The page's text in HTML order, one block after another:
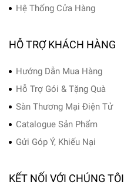
Hệ Thống Cửa Hàng
HỖ TRỢ KHÁCH HÀNG
Hướng Dẫn Mua Hàng
Hỗ Trợ Gói & Tặng Quà
Sàn Thương Mại Điện Tử
Catalogue Sản Phẩm
Gửi Góp Ý, Khiếu Nại
KẾT NỐI VỚI CHÚNG TÔI